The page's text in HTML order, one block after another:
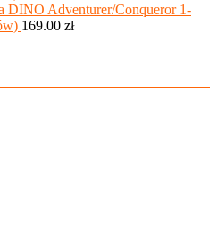
DINO Adventurer/Conqueror 1-
169.00 zł